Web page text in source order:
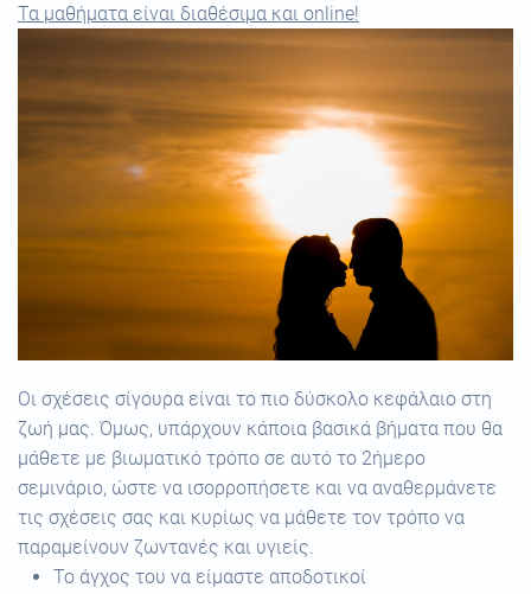
Τα μαθήματα είναι διαθέσιμα και online!
Οι σχέσεις σίγουρα είναι το πιο δύσκολο κεφάλαιο στη
ζωή μας. Όμως, υπάρχουν κάποια βασικά βήματα που θα
μάθετε με βιωματικό τρόπο σε αυτό το 2ήμερο
σεμινάριο, ώστε να ισορροπήσετε και να αναθερμάνετε
τις σχέσεις σας και κυρίως να μάθετε τον τρόπο να
παραμείνουν ζωντανές και υγιείς.
Το άγχος του να είμαστε αποδοτικοί